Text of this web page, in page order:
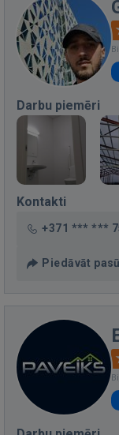
Darbu piemēri
Kontakti
+371 *** ***
Piedāvāt